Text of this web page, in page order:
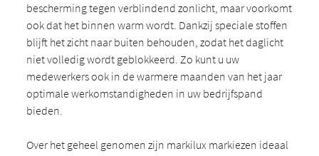
bescherming tegen verblindend zonlicht, maar voorkomt
ook dat het binnen warm wordt. Dankzij speciale stoffen
blijft het zicht naar buiten behouden, zodat het daglicht
niet volledig wordt geblokkeerd. Zo kunt u uw
medewerkers ook in de warmere maanden van het jaar
optimale werkomstandigheden in uw bedrijfspand
bieden.
Over het geheel genomen zijn markilux markiezen ideaal